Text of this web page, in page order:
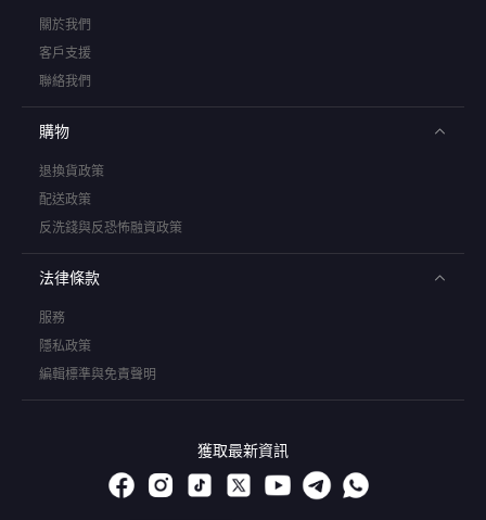
關於我們
客戶支援
聯絡我們
購物
退換貨政策
配送政策
反洗錢與反恐怖融資政策
法律條款
服務
隱私政策
編輯標準與免責聲明
獲取最新資訊